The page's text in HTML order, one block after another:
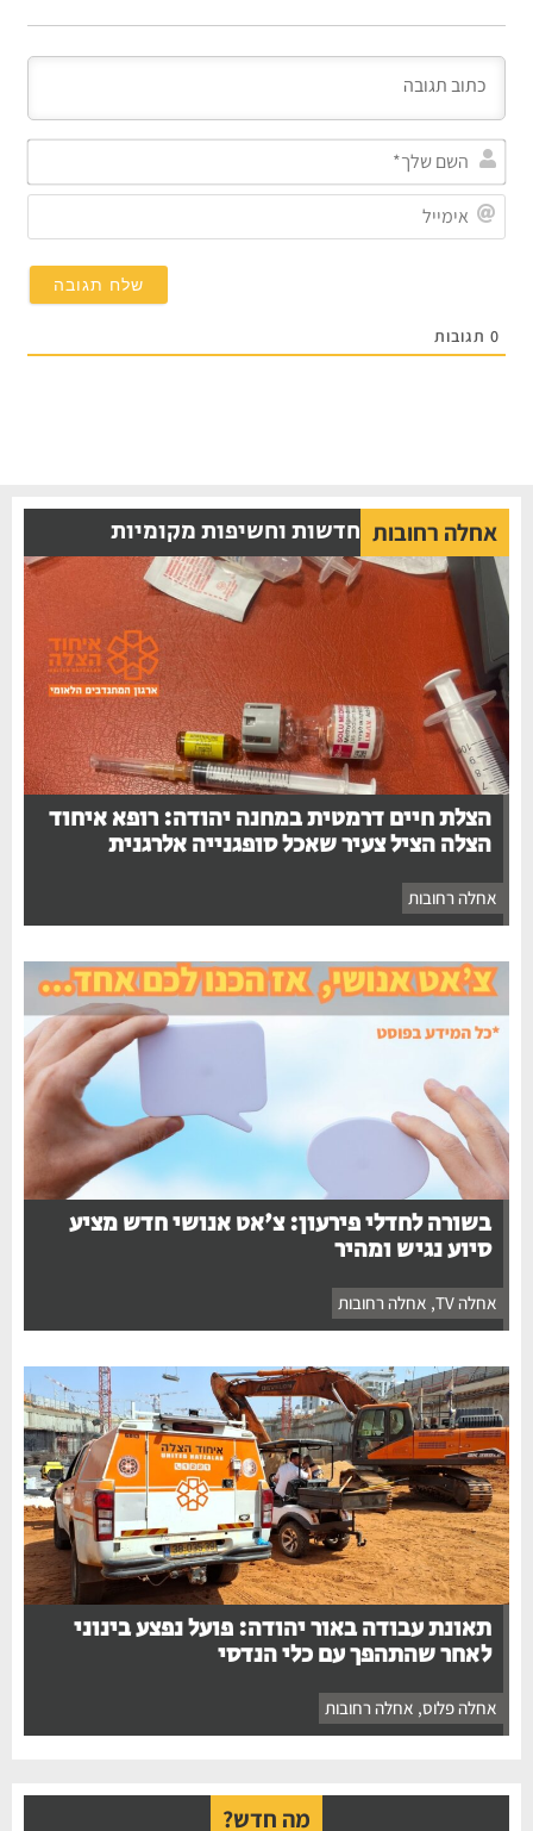
0תגובות
אחלה רחובות חדשות וחשיפות מקומיות
הצלת חיים דרמטית במחנה יהודה: רופא איחוד
הצלה הציל צעיר שאכל סופגנייה אלרגנית
אחלה רחובות
בשורה לחדלי פירעון: צ'אט אנושי חדש מציע
סיוע נגיש ומהיר
אחלה TV , אחלה רחובות
תאונת עבודה באור יהודה: פועל נפצע בינוני
לאחר שהתהפך עם כלי הנדסי
אחלה פלוס, אחלה רחובות
מה חדש?